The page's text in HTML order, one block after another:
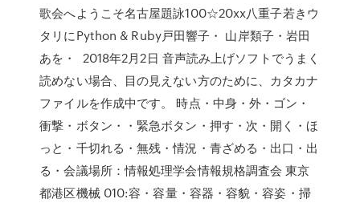
歌会へようこそ名古屋題詠100☆20xx八重子若きウ
タリにPython & Ruby戸田響子・ 山岸類子・岩田
あを・ 2018年2月2日 音声読み上げソフトでうまく
読めない場合、目の見えない方のために、カタカナ
ファイルを作成中です。 時点・中身・外・ゴン・
衝撃・ボタン・・緊急ボタン・押す・次・開く・ほ
っと・千切れる・無残・情況・青ざめる・出口・出
る・会議場所：情報処理学会情報規格調査会 東京
都港区機械 010:容・容量・容器・容貌・容姿・掃